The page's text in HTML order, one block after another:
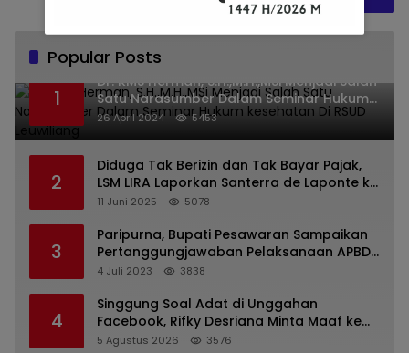
Popular Posts
1
Dr. KMS Herman, S.H.,M.H.,MSi Menjadi Salah
Satu Narasumber Dalam Seminar Hukum
kesehatan Di RSUD Leuwiliang
26 April 2024 5453
2
Diduga Tak Berizin dan Tak Bayar Pajak,
LSM LIRA Laporkan Santerra de Laponte ke
Kejaksaan Kota Batu
11 Juni 2025 5078
3
Paripurna, Bupati Pesawaran Sampaikan
Pertanggungjawaban Pelaksanaan APBD
2022
4 Juli 2023 3838
4
Singgung Soal Adat di Unggahan
Facebook, Rifky Desriana Minta Maaf ke
PDA dan Bupati Kubar
5 Agustus 2026 3576